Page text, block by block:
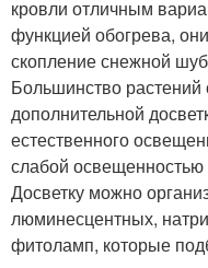
кровли отличным
функцией обогрева,
скопление снежной
Большинство
дополнительной
естественного
слабой
Досветку можно
люминесцентных,
фитоламп, которые